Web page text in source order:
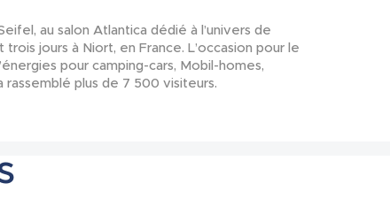
au salon Atlantica dédié à l’univers de
jours à Niort, en France. L’occasion pour le
pour camping-cars, Mobil-homes,
rassemblé plus de 7 500 visiteurs.